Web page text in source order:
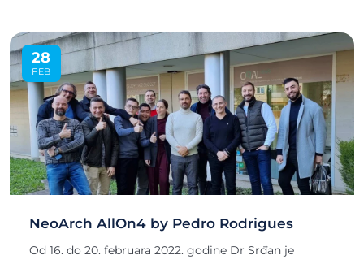
28
FEB
NeoArch AllOn4 by Pedro Rodrigues
Od 16. do 20. februara 2022. godine Dr Srđan je